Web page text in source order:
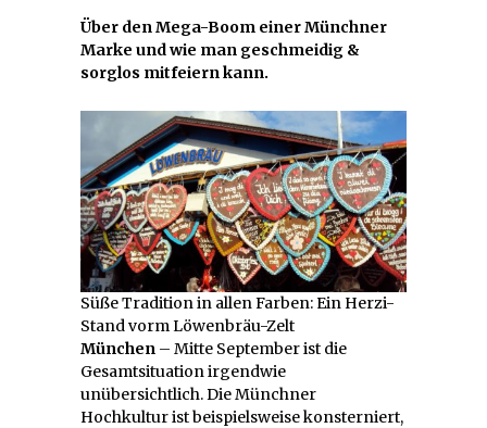
Über den Mega-Boom einer Münchner
Marke und wie man geschmeidig &
sorglos mitfeiern kann.
Süße Tradition in allen Farben: Ein Herzi-
Stand vorm Löwenbräu-Zelt
München – Mitte September ist die
Gesamtsituation irgendwie
unübersichtlich. Die Münchner
Hochkultur ist beispielsweise konsterniert,